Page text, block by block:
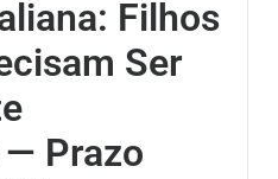
Filhos
Ser
Prazo